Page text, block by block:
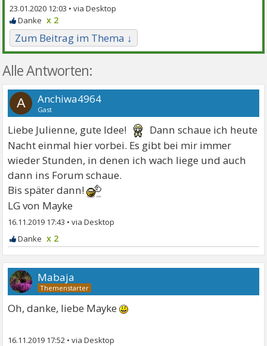
23.01.2020 12:03 •
x 2
Zum Beitrag im Thema ↓
Alle Antworten:
A Anchiwa4964
Gast
Liebe Julienne, gute Idee!
Dann schaue ich heute
Nacht einmal hier vorbei. Es gibt bei mir immer
wieder Stunden, in denen ich wach liege und auch
dann ins Forum schaue.
Bis später dann!
LG von Mayke
16.11.2019 17:43 •
x 2
Mabaja
Oh, danke, liebe Mayke
16.11.2019 17:52 •